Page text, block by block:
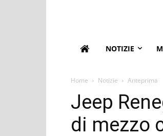
NOTIZIE
Home Notizie Anteprima
Jeep
di mezzo